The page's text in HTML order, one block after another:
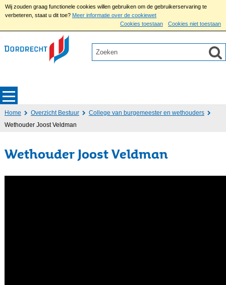
Wij zouden graag functionele cookies willen gebruiken om de gebruikerservaring te
verbeteren, staat u dit toe? Meer informatie over de cookiewet
Cookies toestaan
Cookies niet toestaan
Home Overzicht Bestuur
College van burgemeester en wethouders
Wethouder Joost Veldman
Wethouder Joost Veldman